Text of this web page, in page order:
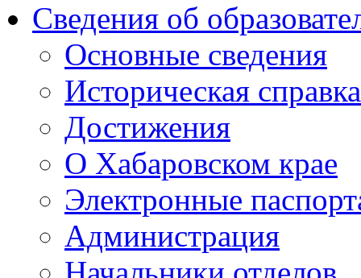
Сведения об
Основные сведения
Историческая справка
Достижения
О Хабаровском крае
Электронные
Администрация